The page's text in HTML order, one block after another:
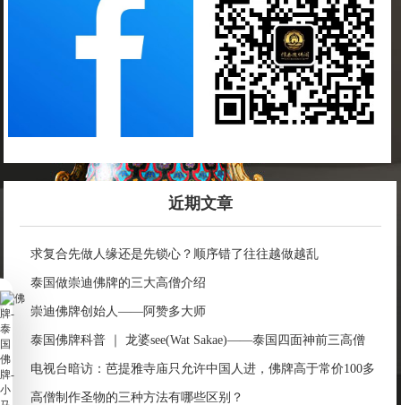
近期文章
求复合先做人缘还是先锁心？顺序错了往往越做越乱
泰国做崇迪佛牌的三大高僧介绍
崇迪佛牌创始人——阿赞多大师
泰国佛牌科普 ｜ 龙婆see(Wat Sakae)——泰国四面神前三高僧
电视台暗访：芭提雅寺庙只允许中国人进，佛牌高于常价100多
倍！
高僧制作圣物的三种方法有哪些区别？